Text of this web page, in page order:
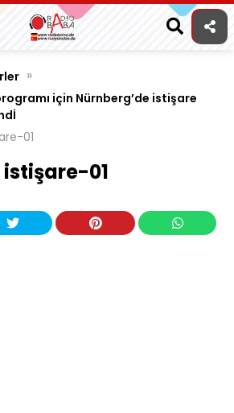
»
için Nürnberg’de istişare
01
istişare-01